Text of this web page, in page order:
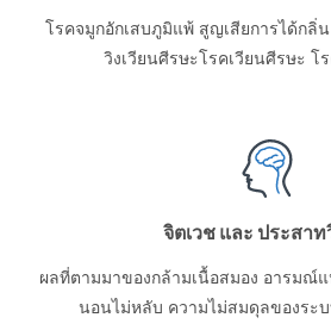
โรคจมูกอักเสบภูมิแพ้ สูญเสียการได้กลิ่
วิงเวียนศีรษะโรคเวียนศีรษะ โ
จิตเวช และ ประสา
ผลที่ตามมาของกล้ามเนื้อสมอง อารมณ์
นอนไม่หลับ ความไม่สมดุลของระ